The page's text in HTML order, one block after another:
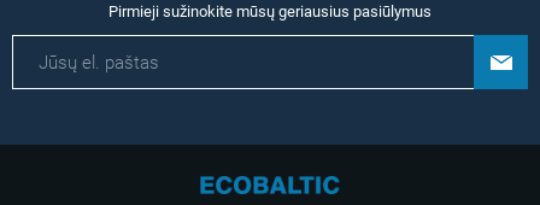
Pirmieji sužinokite mūsų geriausius pasiūlymus